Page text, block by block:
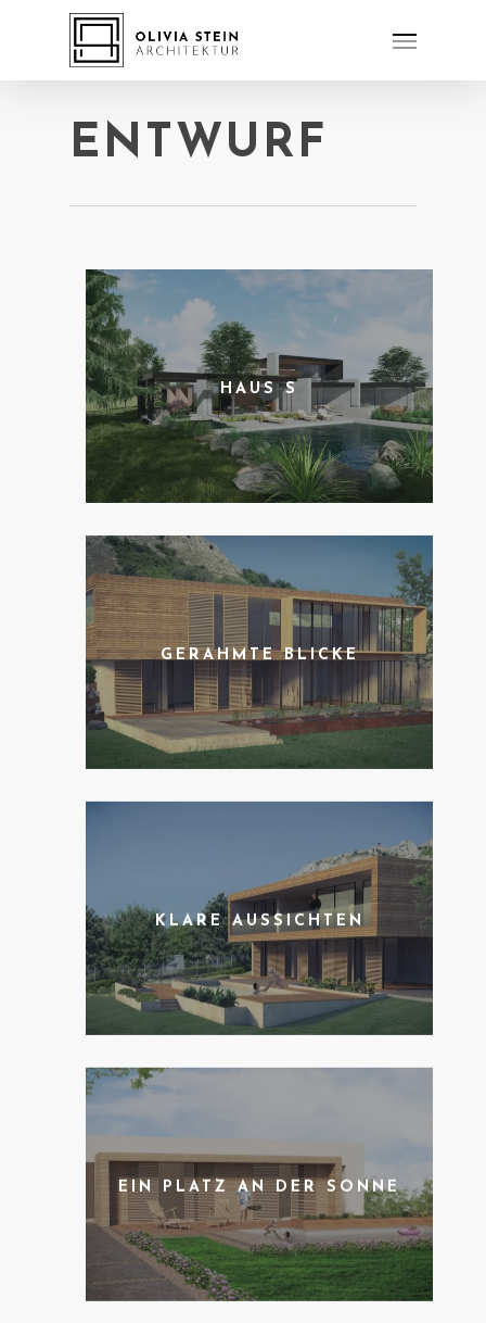
ENTWURF
HAUS S
GERAHMTE BLICKE
KLARE AUSSICHTEN
EIN PLATZ AN DER SONNE